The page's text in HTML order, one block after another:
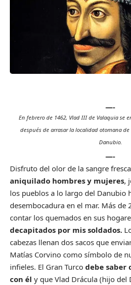
—-
En febrero de 1462, Vlad III de Valaquia se
después de arrasar la localidad otomana
Danubio.
—-
Disfruto del olor de la sangre
aniquilado hombres y mujeres,
los pueblos a lo largo del Danubio
desembocadura en el mar. Más de
contar los quemados en sus
decapitados por mis soldados.
cabezas llenan dos sacos que
Matías Corvino como símbolo de
infieles. El Gran Turco debe saber
con él y que Vlad Drácula (hijo del